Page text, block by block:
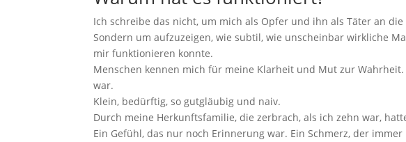
Ich schreibe das nicht, um mich als Opfer und ihn als Täter an
Sondern um aufzuzeigen, wie subtil, wie unscheinbar wirkliche
mir funktionieren konnte.
Menschen kennen mich für meine Klarheit und Mut zur
war.
Klein, bedürftig, so gutgläubig und naiv.
Durch meine Herkunftsfamilie, die zerbrach, als ich zehn war,
Ein Gefühl, das nur noch Erinnerung war. Ein Schmerz, der